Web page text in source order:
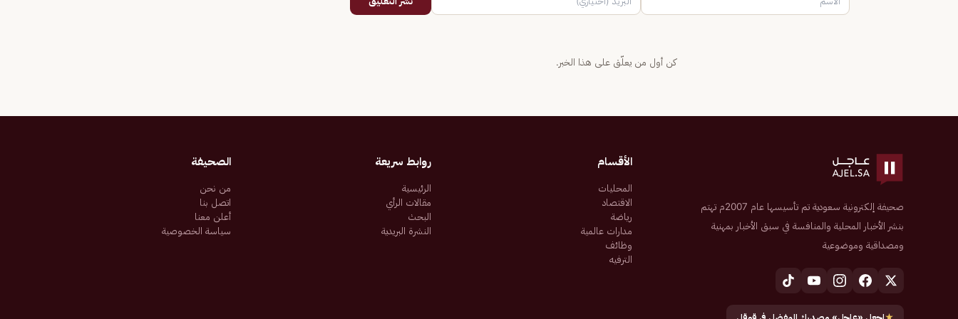
كن أول من يعلّق على هذا الخبر.
صحيفة إلكترونية سعودية تم تأسيسها عام 2007م تهتم
بنشر الأخبار المحلية والمنافسة في سبق الأخبار بمهنية
ومصداقية وموضوعية
الأقسام
المحليات
الاقتصاد
رياضة
مدارات عالمية
وظائف
الترفيه
روابط سريعة
الرئيسية
مقالات الرأي
البحث
النشرة البريدية
الصحيفة
من نحن
اتصل بنا
أعلن معنا
سياسة الخصوصية